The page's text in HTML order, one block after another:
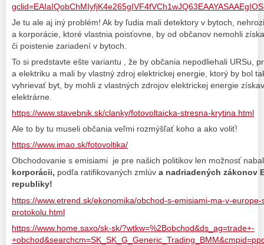
Je tu ale aj iný problém! Ak by ľudia mali detektory v bytoch,
a korporácie, ktoré vlastnia poisťovne, by od občanov nemohli
či poistenie zariadení v bytoch.
To si predstavte ešte variantu , že by občania nepodliehali URSu,
a elektriku a mali by vlastný zdroj elektrickej energie, ktorý by bol
vyhrievať byt, by mohli z vlastných zdrojov elektrickej energie
elektrárne.
https://www.stavebnik.sk/clanky/fotovoltaicka-stresna-krytina.html
Ale to by tu museli občania veľmi rozmýšľať koho a ako voliť!
https://www.imao.sk/fotovoltika/
Obchodovanie s emisiami je pre našich politikov len možnosť
korporácii, podľa ratifikovaných zmlúv a nadriadených zákonov
republiky!
https://www.etrend.sk/ekonomika/obchod-s-emisiami-ma-v-
protokolu.html
https://www.home.saxo/sk-sk/?wtkw=%2Bobchod&ds_ag=trade+-